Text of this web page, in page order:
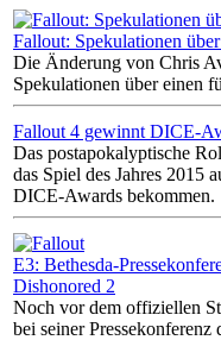
Fallout: Spekulationen
Die Änderung von Chris
Spekulationen über einen
Fallout 4 gewinnt DICE-
Das postapokalyptische
das Spiel des Jahres 2015
DICE-Awards bekommen.
E3: Bethesda-
Dishonored 2
Noch vor dem offiziellen
bei seiner Pressekonferenz